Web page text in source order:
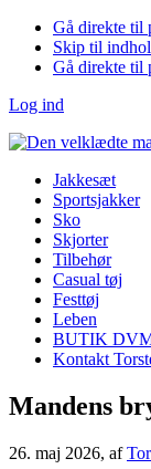
Gå direkte til
Skip til
Gå direkte til
Log ind
Jakkesæt
Sportsjakker
Sko
Skjorter
Tilbehør
Casual tøj
Festtøj
Leben
BUTIK
Kontakt
Mandens
26. maj 2026, af